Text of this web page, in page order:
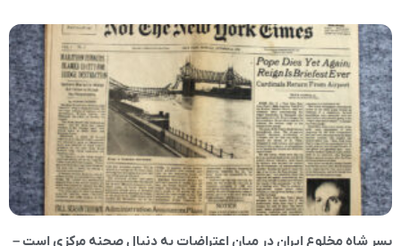
پسر شاه مخلوع ایران در میان اعتراضات به دنبال صحنه مرکزی است –